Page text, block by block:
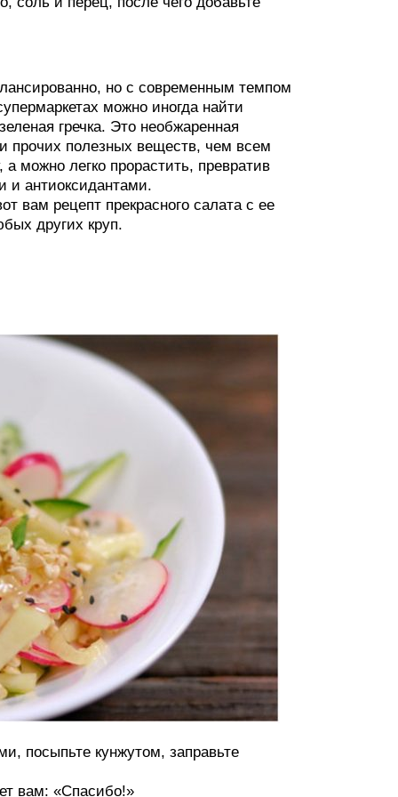
но с современным темпом
можно иногда найти
гречка. Это необжаренная
прочих полезных веществ, чем всем
можно легко прорастить, превратив
и антиоксидантами.
вам рецепт прекрасного салата с ее
других круп.
посыпьте кунжутом, заправьте
вам: «Спасибо!»